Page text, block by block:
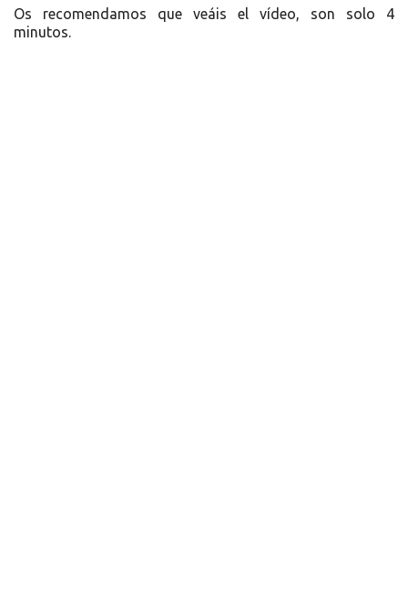
Os recomendamos que veáis el vídeo, son solo 4
minutos.